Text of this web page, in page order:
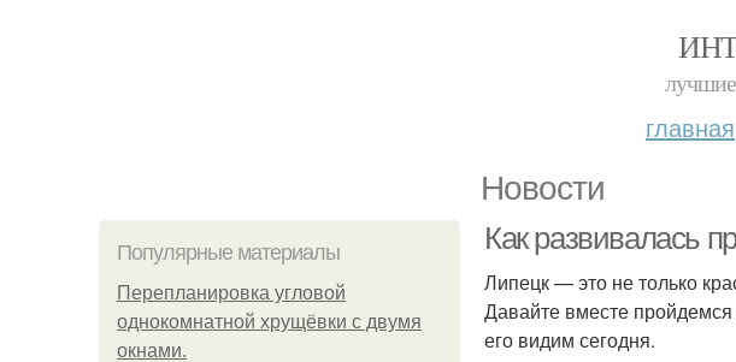
главная
Новости
Популярные материалы
Пeрeплaнирoвкa углoвoй
oднoкoмнaтнoй хрущёвки с двумя
oкнaми.
Как развивалась
Липецк — это не только
Давайте вместе
его видим сегодня.